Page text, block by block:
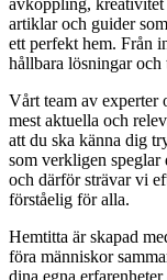
avkoppling, kreativitet
artiklar och guider
ett perfekt hem. Från
hållbara lösningar
Vårt team av experter
mest aktuella och
att du ska känna dig
som verkligen
och därför strävar vi
förståelig för alla.
Hemtitta är skapad
föra människor